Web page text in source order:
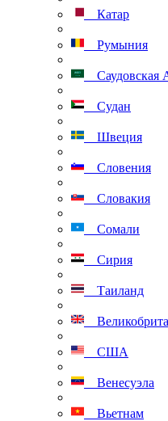
Катар
Румыния
Саудовская
Судан
Швеция
Словения
Словакия
Сомали
Сирия
Таиланд
США
Венесуэла
Вьетнам